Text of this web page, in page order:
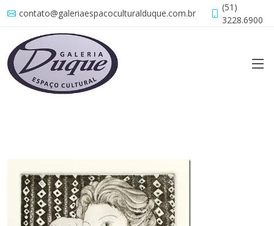
contato@galeriaespacoculturalduque.com.br
(51)
3228.6900